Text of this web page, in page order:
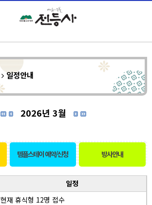
일정안내
2026년 3월
템플스테이 예약/신청 방사안내
일정
현재 휴식형 12명 접수